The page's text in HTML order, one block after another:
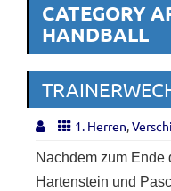
CATEGORY
HANDBALL
1. Herren,
Nachdem zum Ende
Hartenstein und